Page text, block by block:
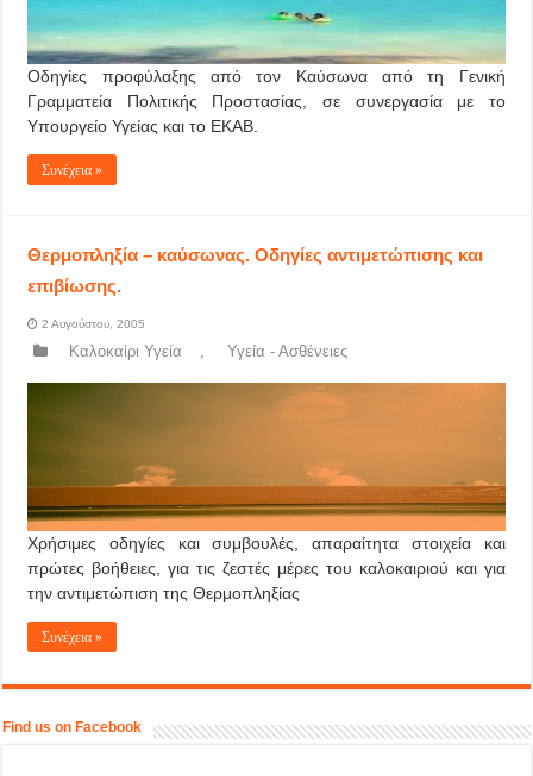
Οδηγίες προφύλαξης από τον Καύσωνα από τη Γενική
Γραμματεία Πολιτικής Προστασίας, σε συνεργασία με το
Υπουργείο Υγείας και το ΕΚΑΒ.
Συνέχεια »
Θερμοπληξία – καύσωνας. Οδηγίες αντιμετώπισης και
επιβίωσης.
2 Αυγούστου, 2005
Καλοκαίρι Υγεία , Υγεία - Ασθένειες
Χρήσιμες οδηγίες και συμβουλές, απαραίτητα στοιχεία και
πρώτες βοήθειες, για τις ζεστές μέρες του καλοκαιριού και για
την αντιμετώπιση της Θερμοπληξίας
Συνέχεια »
Find us on Facebook